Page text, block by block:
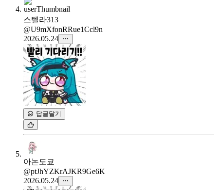
스텔라313
@U9mXfonRRue1Ccl9n
2026.05.24
답글달기
아논도쿄
@ptJhYZKrAJKR9Ge6K
2026.05.24